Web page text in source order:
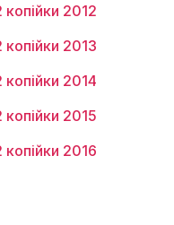
копійки 2012
копійки 2013
копійки 2014
копійки 2015
копійки 2016